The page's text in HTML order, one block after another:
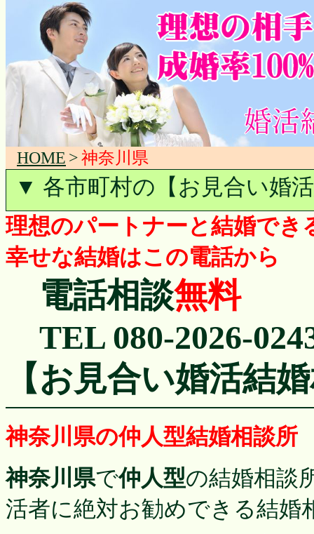
HOME >神奈川県
▼ 各市町村の【お見合い婚
理想のパートナーと結婚でき
幸せな結婚はこの電話から
電話相談無料
TEL 080-2026-
【お見合い婚活結
神奈川県の仲人型結婚相談所
神奈川県で仲人型の結婚相談
活者に絶対お勧めできる結婚